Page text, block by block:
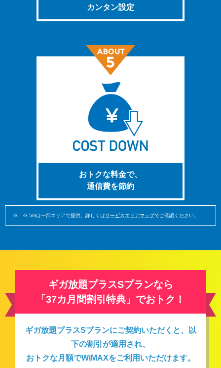
カンタン設定
おトクな料金で、
通信費を節約
※ 5Gは一部エリアで提供。詳しくはサービスエリアマップでご確認ください。
ギガ放題プラスSプランなら
「37カ月間割引特典」でおトク！
ギガ放題プラスSプランにご契約いただくと、以
下の割引が適用され、
おトクな月額でWiMAXをご利用いただけます。